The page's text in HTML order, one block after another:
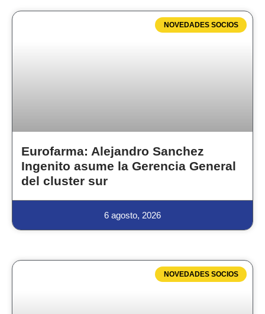
NOVEDADES SOCIOS
Eurofarma: Alejandro Sanchez
Ingenito asume la Gerencia General
del cluster sur
6 agosto, 2026
NOVEDADES SOCIOS